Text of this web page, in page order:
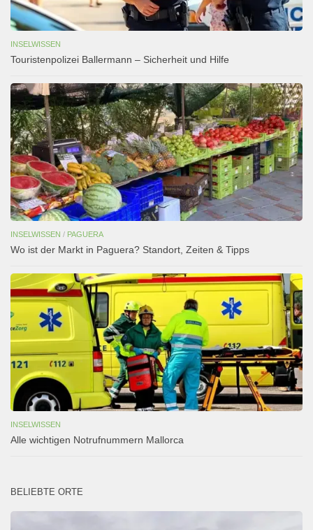
INSELWISSEN
Touristenpolizei Ballermann – Sicherheit und Hilfe
INSELWISSEN / PAGUERA
Wo ist der Markt in Paguera? Standort, Zeiten & Tipps
INSELWISSEN
Alle wichtigen Notrufnummern Mallorca
BELIEBTE ORTE